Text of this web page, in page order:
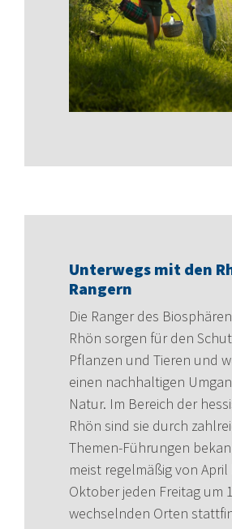
Unterwegs mit den
Rangern
Die Ranger des
Rhön sorgen für den
Pflanzen und Tieren und
einen nachhaltigen
Natur. Im Bereich der
Rhön sind sie durch
Themen-Führungen
meist regelmäßig von April
Oktober jeden Freitag um
wechselnden Orten